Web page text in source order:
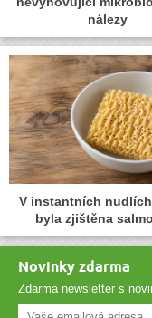
nálezy
V instantních nudlích
byla zjištěna
Novinky zdarma
Zdarma newsletter s